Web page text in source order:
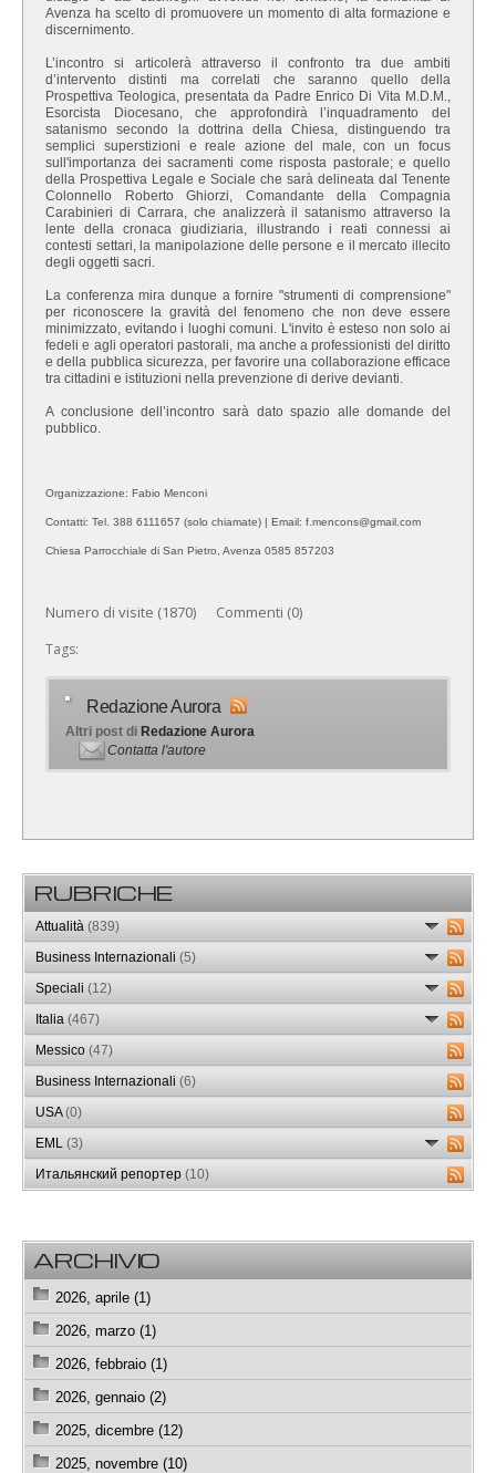
Avenza ha scelto di promuovere un momento di alta formazione e
discernimento.
L’incontro si articolerà attraverso il confronto tra due ambiti
d’intervento distinti ma correlati che saranno quello della
Prospettiva Teologica, presentata da Padre Enrico Di Vita M.D.M.,
Esorcista Diocesano, che approfondirà l’inquadramento del
satanismo secondo la dottrina della Chiesa, distinguendo tra
semplici superstizioni e reale azione del male, con un focus
sull'importanza dei sacramenti come risposta pastorale; e quello
della Prospettiva Legale e Sociale che sarà delineata dal Tenente
Colonnello Roberto Ghiorzi, Comandante della Compagnia
Carabinieri di Carrara, che analizzerà il satanismo attraverso la
lente della cronaca giudiziaria, illustrando i reati connessi ai
contesti settari, la manipolazione delle persone e il mercato illecito
degli oggetti sacri.
La conferenza mira dunque a fornire "strumenti di comprensione"
per riconoscere la gravità del fenomeno che non deve essere
minimizzato, evitando i luoghi comuni. L'invito è esteso non solo ai
fedeli e agli operatori pastorali, ma anche a professionisti del diritto
e della pubblica sicurezza, per favorire una collaborazione efficace
tra cittadini e istituzioni nella prevenzione di derive devianti.
A conclusione dell’incontro sarà dato spazio alle domande del
pubblico.
Organizzazione: Fabio Menconi
Contatti: Tel. 388 6111657 (solo chiamate) | Email: f.mencons@gmail.com
Chiesa Parrocchiale di San Pietro, Avenza 0585 857203
Numero di visite (1870) Commenti (0)
Tags:
Redazione Aurora
Altri post di Redazione Aurora
Contatta l'autore
RUBRICHE
Attualità (839)
Business Internazionali (5)
Speciali (12)
Italia (467)
Messico (47)
Business Internazionali (6)
USA(0)
EML (3)
Итальянский репортер (10)
ARCHIVIO
2026, aprile (1)
2026, marzo (1)
2026, febbraio (1)
2026, gennaio (2)
2025, dicembre (12)
2025, novembre (10)